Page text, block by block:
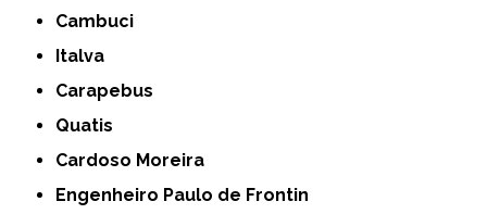
Cambuci
Italva
Carapebus
Quatis
Cardoso Moreira
Engenheiro Paulo de Frontin